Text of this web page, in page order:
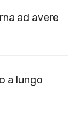
ad avere
a lungo